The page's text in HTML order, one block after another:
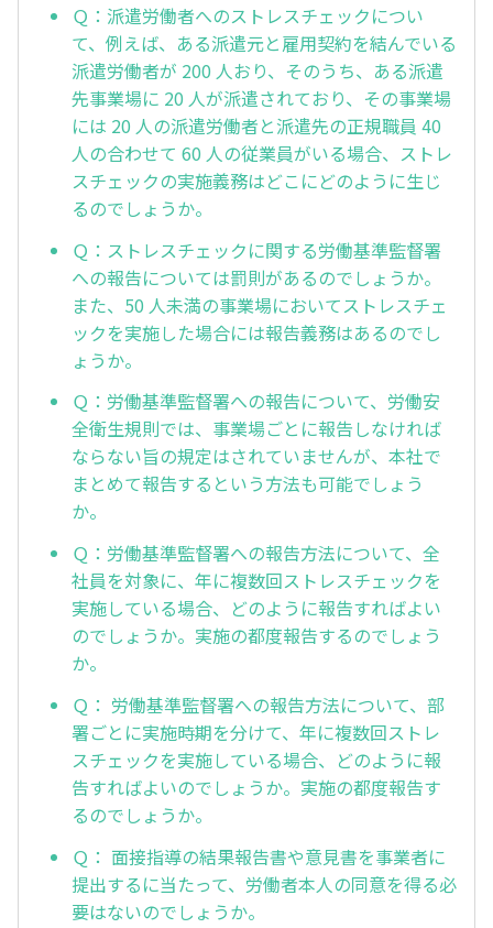
Ｑ：派遣労働者へのストレスチェックについ
て、例えば、ある派遣元と雇用契約を結んでいる
派遣労働者が 200 人おり、そのうち、ある派遣
先事業場に 20 人が派遣されており、その事業場
には 20 人の派遣労働者と派遣先の正規職員 40
人の合わせて 60 人の従業員がいる場合、ストレ
スチェックの実施義務はどこにどのように生じ
るのでしょうか。
Ｑ：ストレスチェックに関する労働基準監督署
への報告については罰則があるのでしょうか。
また、50 人未満の事業場においてストレスチェ
ックを実施した場合には報告義務はあるのでし
ょうか。
Ｑ：労働基準監督署への報告について、労働安
全衛生規則では、事業場ごとに報告しなければ
ならない旨の規定はされていませんが、本社で
まとめて報告するという方法も可能でしょう
か。
Ｑ：労働基準監督署への報告方法について、全
社員を対象に、年に複数回ストレスチェックを
実施している場合、どのように報告すればよい
のでしょうか。実施の都度報告するのでしょう
か。
Ｑ： 労働基準監督署への報告方法について、部
署ごとに実施時期を分けて、年に複数回ストレ
スチェックを実施している場合、どのように報
告すればよいのでしょうか。実施の都度報告す
るのでしょうか。
Ｑ： 面接指導の結果報告書や意見書を事業者に
提出するに当たって、労働者本人の同意を得る必
要はないのでしょうか。